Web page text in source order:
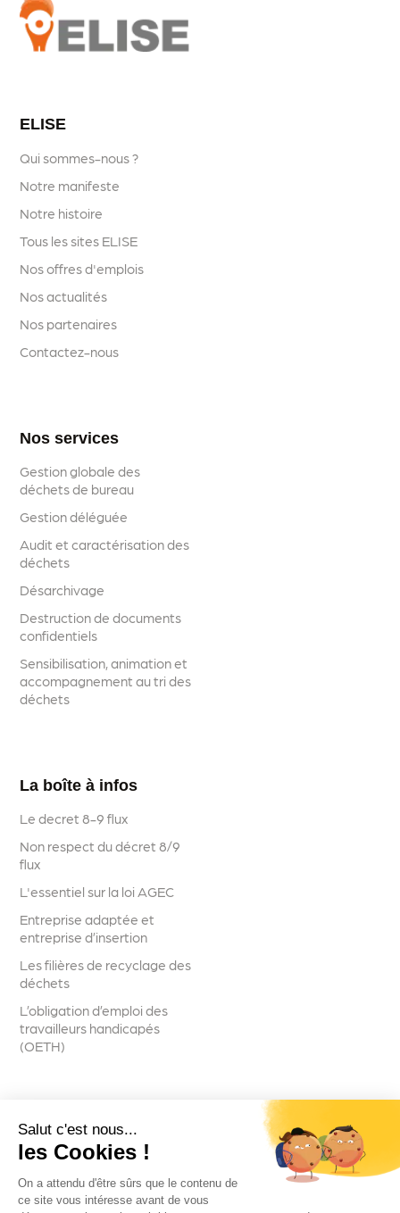
ELISE
Qui sommes-nous ?
Notre manifeste
Notre histoire
Tous les sites ELISE
Nos offres d'emplois
Nos actualités
Nos partenaires
Contactez-nous
Nos services
Gestion globale des
déchets de bureau
Gestion déléguée
Audit et caractérisation des
déchets
Désarchivage
Destruction de documents
confidentiels
Sensibilisation, animation et
accompagnement au tri des
déchets
La boîte à infos
Le decret 8-9 flux
Non respect du décret 8/9
flux
L'essentiel sur la loi AGEC
Entreprise adaptée et
entreprise d’insertion
Les filières de recyclage des
déchets
L’obligation d’emploi des
travailleurs handicapés
(OETH)
Suivez-nous
Salut c'est nous...
les Cookies !
On a attendu d'être sûrs que le contenu de
ce site vous intéresse avant de vous